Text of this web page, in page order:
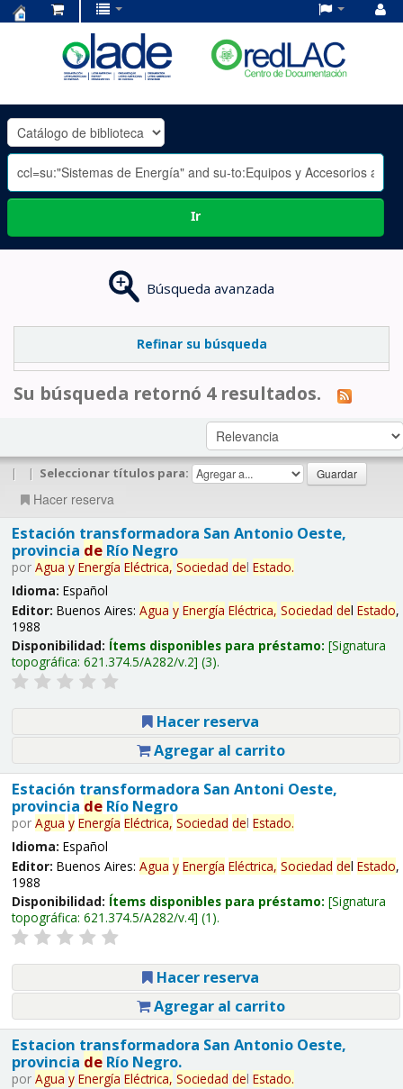
OLADE
-
Ir
Búsqueda avanzada
Refinar su búsqueda
Su búsqueda retornó 4 resultados.
| | Seleccionar títulos para:
Hacer reserva
Estación transformadora San Antonio Oeste,
provincia deRío Negro
por Agua y Energía Eléctrica, Sociedad del Estado.
Idioma: Español
Editor: Buenos Aires: Agua y Energía Eléctrica, Sociedad del Estado,
1988
Disponibilidad: Ítems disponibles para préstamo: Signatura
topográfica: 621.374.5/A282/v.2 (3).
Hacer reserva
Agregar al carrito
Estación transformadora San Antoni Oeste,
provincia deRío Negro
por Agua y Energía Eléctrica, Sociedad del Estado.
Idioma: Español
Editor: Buenos Aires: Agua y Energía Eléctrica, Sociedad del Estado,
1988
Disponibilidad: Ítems disponibles para préstamo: Signatura
topográfica: 621.374.5/A282/v.4 (1).
Hacer reserva
Agregar al carrito
Estacion transformadora San Antonio Oeste,
provincia deRío Negro.
por Agua y Energía Eléctrica, Sociedad del Estado.